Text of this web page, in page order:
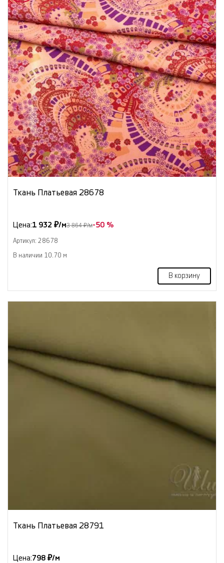
Ткань Платьевая 28678
Цена:1 932 ₽/м3 864 ₽/м-50 %
Артикул: 28678
В наличии 10.70 м
В корзину
Ткань Платьевая 28791
Цена:798 ₽/м